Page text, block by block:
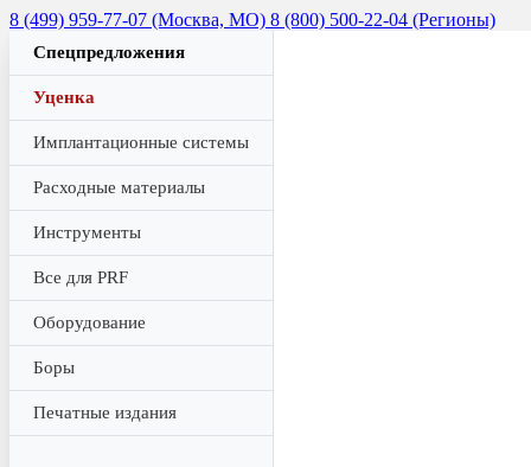
8 (499) 959-77-07 (Москва, МО) 8 (800) 500-22-04 (Регионы)
Спецпредложения
Уценка
Имплантационные системы
Расходные материалы
Инструменты
Все для PRF
Оборудование
Боры
Печатные издания